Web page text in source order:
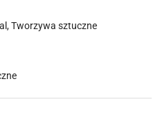
Tworzywa sztuczne